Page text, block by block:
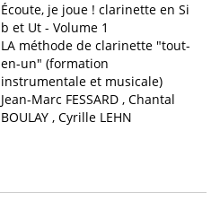
Écoute, je joue ! clarinette en Si
b et Ut - Volume 1
LA méthode de clarinette "tout-
en-un" (formation
instrumentale et musicale)
Jean-Marc FESSARD , Chantal
BOULAY , Cyrille LEHN